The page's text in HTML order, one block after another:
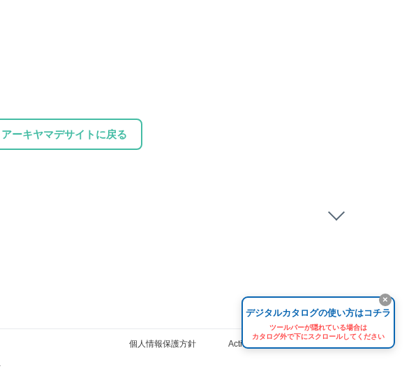
アーキヤマデサイトに戻る
×
デジタルカタログの使い方はコチラ
ツールバーが隠れている場合は
カタログ外で下にスクロールしてください
個人情報保護方針 ActiBook プライバシーポリシー